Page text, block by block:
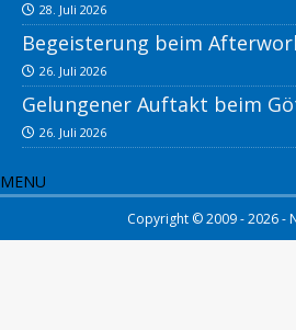
28. Juli 2026
Begeisterung beim
26. Juli 2026
Gelungener Auftakt beim
26. Juli 2026
MENU
Copyright © 2009 - 2026 -